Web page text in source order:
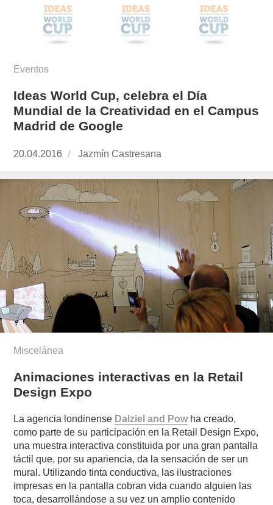
Eventos
Ideas World Cup, celebra el Día
Mundial de la Creatividad en el Campus
Madrid de Google
Publicado
20.04.2016
https://www.experimenta.es/author/jazmin-
Jazmín Castresana
Miscelánea
Animaciones interactivas en la Retail
Design Expo
La agencia londinense Dalziel and Powha creado,
como parte de su participación en la Retail Design Expo,
una muestra interactiva constituida por una gran pantalla
táctil que, por su apariencia, da la sensación de ser un
mural. Utilizando tinta conductiva, las ilustraciones
impresas en la pantalla cobran vida cuando alguien las
toca, desarrollándose a su vez un amplio contenido